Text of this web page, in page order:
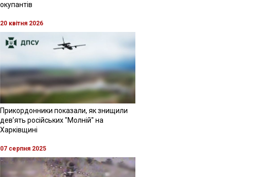
окупантів
20 квітня 2026
Прикордонники показали, як знищили
девʼять російських "Молній" на
Харківщині
07 серпня 2025